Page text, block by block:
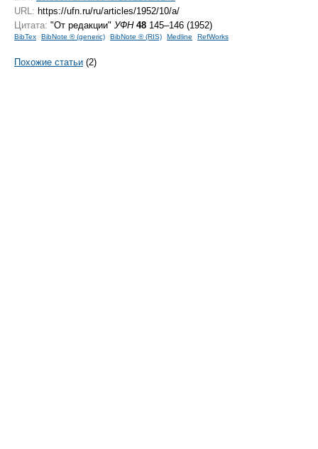
URL: https://ufn.ru/ru/articles/1952/10/a/
Цитата: "От редакции" УФН 48 145–146 (1952)
BibTex BibNote ® (generic) BibNote ® (RIS) Medline RefWorks
Похожие статьи (2)